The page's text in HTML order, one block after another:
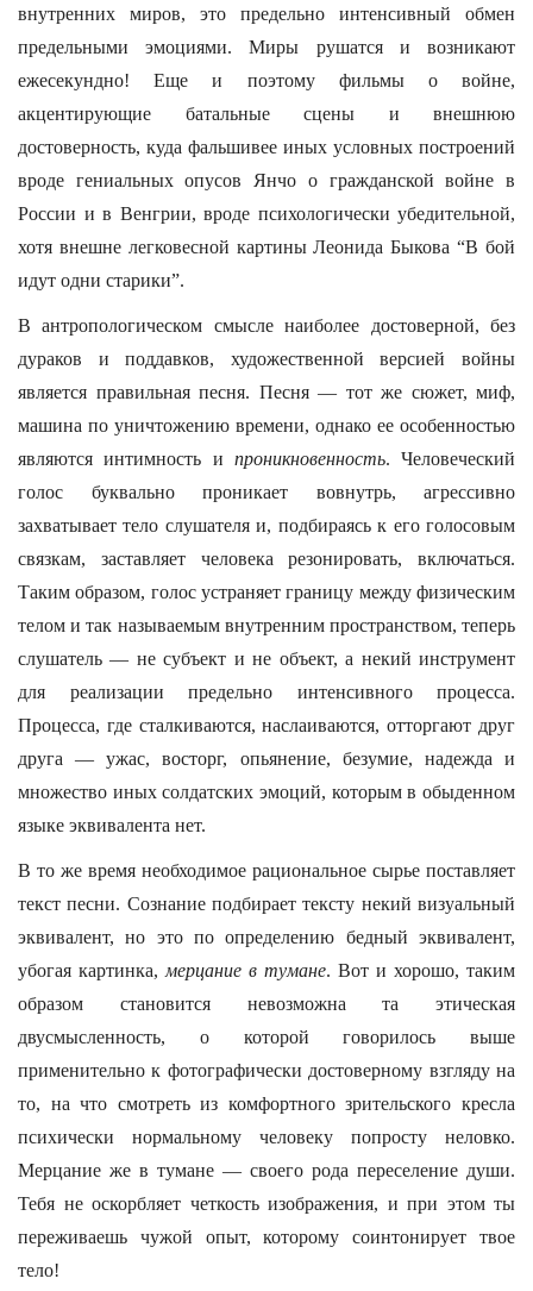
внутренних миров, это предельно интенсивный обмен
предельными эмоциями. Миры рушатся и возникают
ежесекундно! Еще и поэтому фильмы о войне,
акцентирующие батальные сцены и внешнюю
достоверность, куда фальшивее иных условных построений
вроде гениальных опусов Янчо о гражданской войне в
России и в Венгрии, вроде психологически убедительной,
хотя внешне легковесной картины Леонида Быкова “В бой
идут одни старики”.
В антропологическом смысле наиболее достоверной, без
дураков и поддавков, художественной версией войны
является правильная песня. Песня — тот же сюжет, миф,
машина по уничтожению времени, однако ее особенностью
являются интимность и проникновенность. Человеческий
голос буквально проникает вовнутрь, агрессивно
захватывает тело слушателя и, подбираясь к его голосовым
связкам, заставляет человека резонировать, включаться.
Таким образом, голос устраняет границу между физическим
телом и так называемым внутренним пространством, теперь
слушатель — не субъект и не объект, а некий инструмент
для реализации предельно интенсивного процесса.
Процесса, где сталкиваются, наслаиваются, отторгают друг
друга — ужас, восторг, опьянение, безумие, надежда и
множество иных солдатских эмоций, которым в обыденном
языке эквивалента нет.
В то же время необходимое рациональное сырье поставляет
текст песни. Сознание подбирает тексту некий визуальный
эквивалент, но это по определению бедный эквивалент,
убогая картинка, мерцание в тумане. Вот и хорошо, таким
образом становится невозможна та этическая
двусмысленность, о которой говорилось выше
применительно к фотографически достоверному взгляду на
то, на что смотреть из комфортного зрительского кресла
психически нормальному человеку попросту неловко.
Мерцание же в тумане — своего рода переселение души.
Тебя не оскорбляет четкость изображения, и при этом ты
переживаешь чужой опыт, которому соинтонирует твое
тело!